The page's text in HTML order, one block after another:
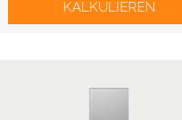
KALKULIEREN